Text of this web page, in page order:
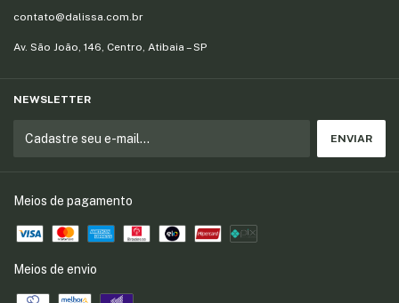
contato@dalissa.com.br
Av. São João, 146, Centro, Atibaia – SP
NEWSLETTER
Meios de pagamento
Meios de envio